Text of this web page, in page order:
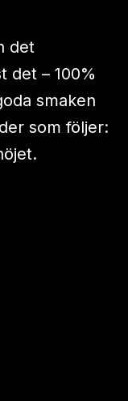
det
det – 100%
smaken
som följer: